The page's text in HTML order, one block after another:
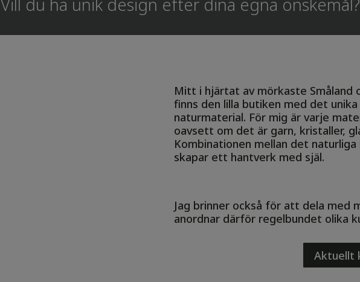
Mitt i hjärtat av mörkaste Småland
finns den lilla butiken med det
naturmaterial. För mig är varje
oavsett om det är garn, kristaller,
Kombinationen mellan det
skapar ett hantverk med själ.
Jag brinner också för att dela med
anordnar därför regelbundet olika
Aktuellt